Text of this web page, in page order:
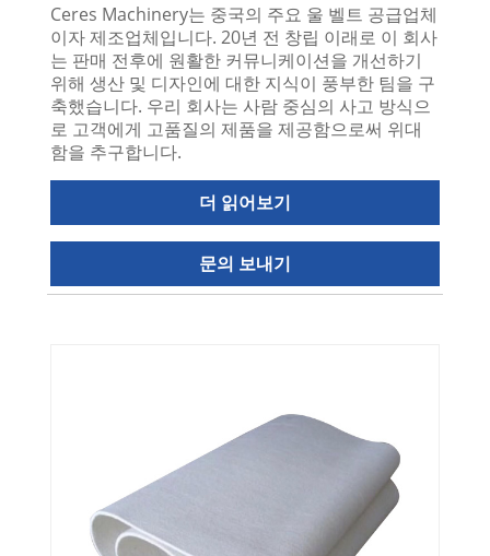
Ceres Machinery는 중국의 주요 울 벨트 공급업체
이자 제조업체입니다. 20년 전 창립 이래로 이 회사
는 판매 전후에 원활한 커뮤니케이션을 개선하기
위해 생산 및 디자인에 대한 지식이 풍부한 팀을 구
축했습니다. 우리 회사는 사람 중심의 사고 방식으
로 고객에게 고품질의 제품을 제공함으로써 위대
함을 추구합니다.
더 읽어보기
문의 보내기